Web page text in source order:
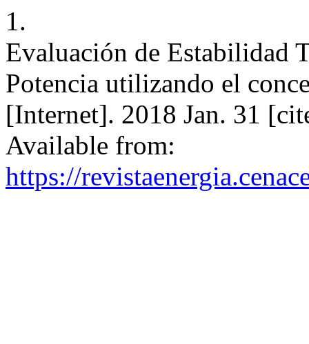
1.
Evaluación de Estabilidad
Potencia utilizando el
[Internet]. 2018 Jan. 31
Available from:
https://